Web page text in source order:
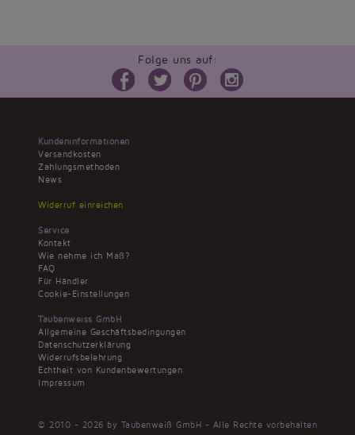
Folge uns auf:
Kundeninformationen
Versandkosten
Zahlungsmethoden
News
Widerruf einreichen
Service
Kontakt
Wie nehme ich Maß?
FAQ
Für Händler
Cookie-Einstellungen
Taubenweiss GmbH
Allgemeine Geschäftsbedingungen
Datenschutzerklärung
Widerrufsbelehrung
Echtheit von Kundenbewertungen
Impressum
© 2010 - 2026 by Taubenweiß GmbH - Alle Rechte vorbehalten